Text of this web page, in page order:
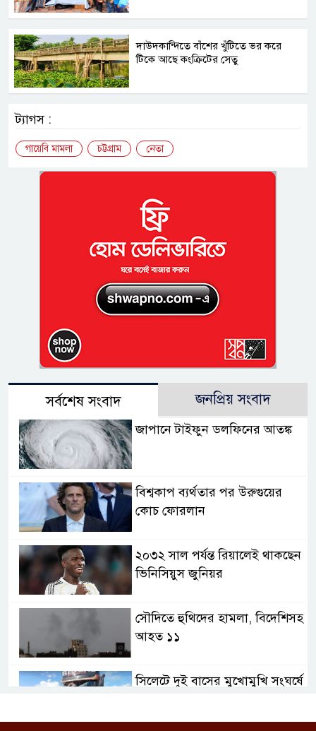
দাউদকান্দিতে বাঁশের খুঁটিতে ভর করে
টিকে আছে কংক্রিটের সেতু
ট্যাগস :
গায়েবি মামলা চট্টগ্রাম নেতা
সর্বশেষ সংবাদ জনপ্রিয় সংবাদ
জাপানে টাইফুন ডলফিনের আতঙ্ক
বিশ্বকাপ ব্যর্থতার পর উরুগুয়ের
কোচ ফোরলান
২০৩২ সাল পর্যন্ত রিয়ালেই থাকছেন
ভিনিসিয়ুস জুনিয়র
সৌদিতে হুথিদের হামলা, বিদেশিসহ
আহত ১১
সিলেটে দুই বাসের মুখোমুখি সংঘর্ষে